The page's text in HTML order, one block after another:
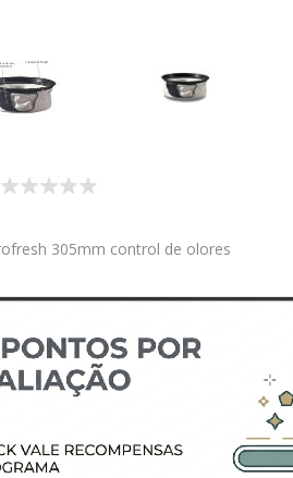
305mm control de olores